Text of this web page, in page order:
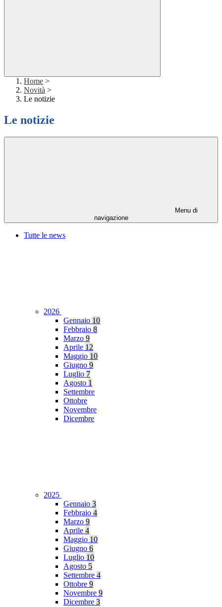
Home >
Novità >
Le notizie
Le notizie
Menu di
navigazione
Tutte le news
2026
Gennaio 10
Febbraio 8
Marzo 9
Aprile 12
Maggio 10
Giugno 9
Luglio 7
Agosto 1
Settembre
Ottobre
Novembre
Dicembre
2025
Gennaio 3
Febbraio 4
Marzo 9
Aprile 4
Maggio 10
Giugno 6
Luglio 10
Agosto 5
Settembre 4
Ottobre 9
Novembre 9
Dicembre 3